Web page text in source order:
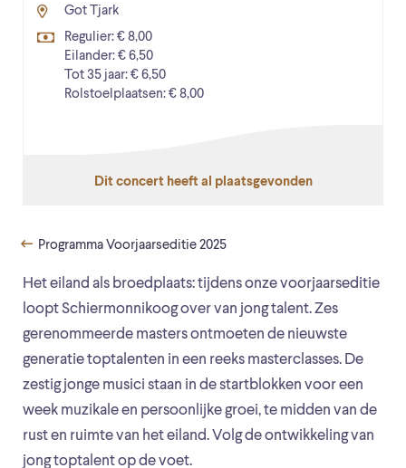
Het eiland als broedplaats: tijdens onze voorjaarseditie
loopt Schiermonnikoog over van jong talent. Zes
gerenommeerde masters ontmoeten de nieuwste
generatie toptalenten in een reeks masterclasses. De
zestig jonge musici staan in de startblokken voor een
week muzikale en persoonlijke groei, te midden van de
rust en ruimte van het eiland. Volg de ontwikkeling van
jong toptalent op de voet.
Got Tjark
Regulier: € 8,00
Eilander: € 6,50
Tot 35 jaar: € 6,50
Rolstoelplaatsen: € 8,00
Dit concert heeft al plaatsgevonden
Programma Voorjaarseditie 2025